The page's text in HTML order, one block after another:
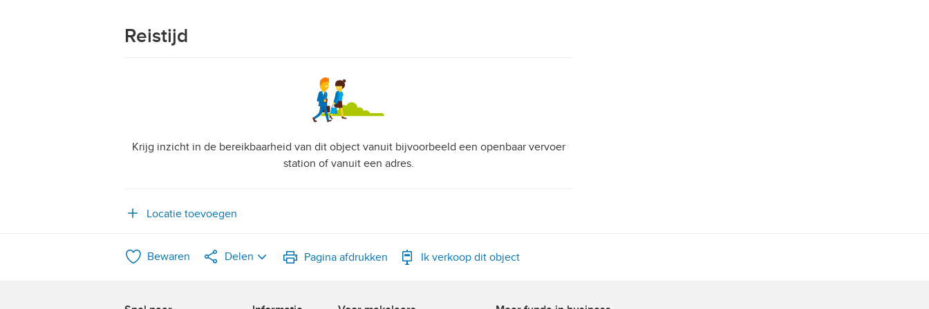
Reistijd
Krijg inzicht in de bereikbaarheid van dit object vanuit bijvoorbeeld een openbaar vervoer
station of vanuit een adres.
Locatie toevoegen
Bewaren Delen Pagina afdrukken Ik verkoop dit object